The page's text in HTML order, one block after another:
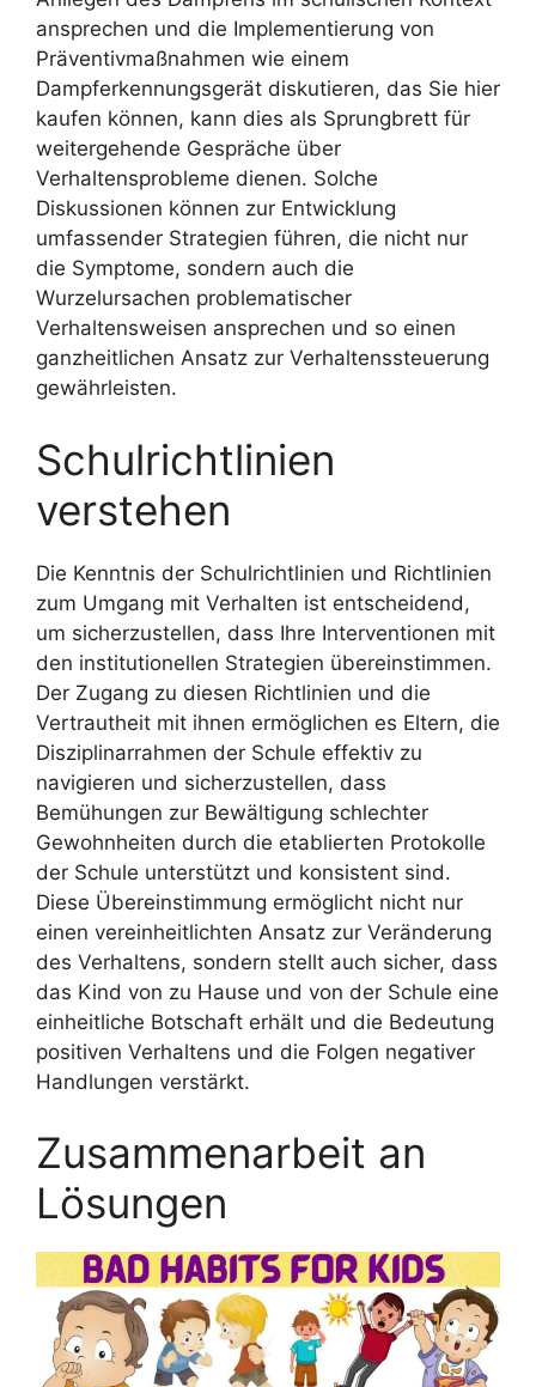
ansprechen und die Implementierung von
Präventivmaßnahmen wie einem
Dampferkennungsgerät diskutieren, das Sie hier
kaufen können, kann dies als Sprungbrett für
weitergehende Gespräche über
Verhaltensprobleme dienen. Solche
Diskussionen können zur Entwicklung
umfassender Strategien führen, die nicht nur
die Symptome, sondern auch die
Wurzelursachen problematischer
Verhaltensweisen ansprechen und so einen
ganzheitlichen Ansatz zur Verhaltenssteuerung
gewährleisten.
Schulrichtlinien
verstehen
Die Kenntnis der Schulrichtlinien und Richtlinien
zum Umgang mit Verhalten ist entscheidend,
um sicherzustellen, dass Ihre Interventionen mit
den institutionellen Strategien übereinstimmen.
Der Zugang zu diesen Richtlinien und die
Vertrautheit mit ihnen ermöglichen es Eltern, die
Disziplinarrahmen der Schule effektiv zu
navigieren und sicherzustellen, dass
Bemühungen zur Bewältigung schlechter
Gewohnheiten durch die etablierten Protokolle
der Schule unterstützt und konsistent sind.
Diese Übereinstimmung ermöglicht nicht nur
einen vereinheitlichten Ansatz zur Veränderung
des Verhaltens, sondern stellt auch sicher, dass
das Kind von zu Hause und von der Schule eine
einheitliche Botschaft erhält und die Bedeutung
positiven Verhaltens und die Folgen negativer
Handlungen verstärkt.
Zusammenarbeit an
Lösungen